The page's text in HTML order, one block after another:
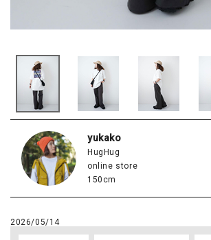
yukako
HugHug
online store
150cm
2026/05/14